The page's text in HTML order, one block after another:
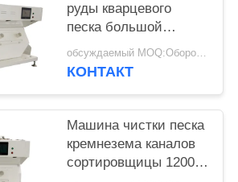
руды кварцевого
песка большой
емкости, машина ККД
экрана касания
обсуждаемый MOQ:Оборотный
КОНТАКТ
Машина чистки песка
кремнезема каналов
сортировщицы 1200